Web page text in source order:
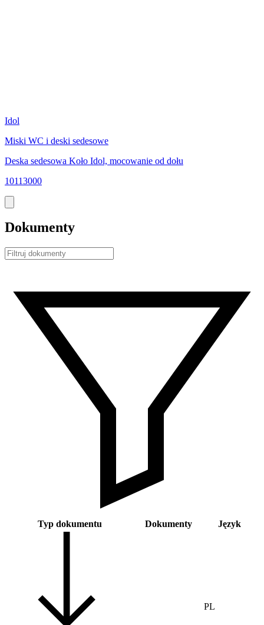
Idol
Miski WC i deski sedesowe
Deska sedesowa Koło Idol, mocowanie od dołu
10113000
Dokumenty
Typ dokumentu Dokumenty Język
PL